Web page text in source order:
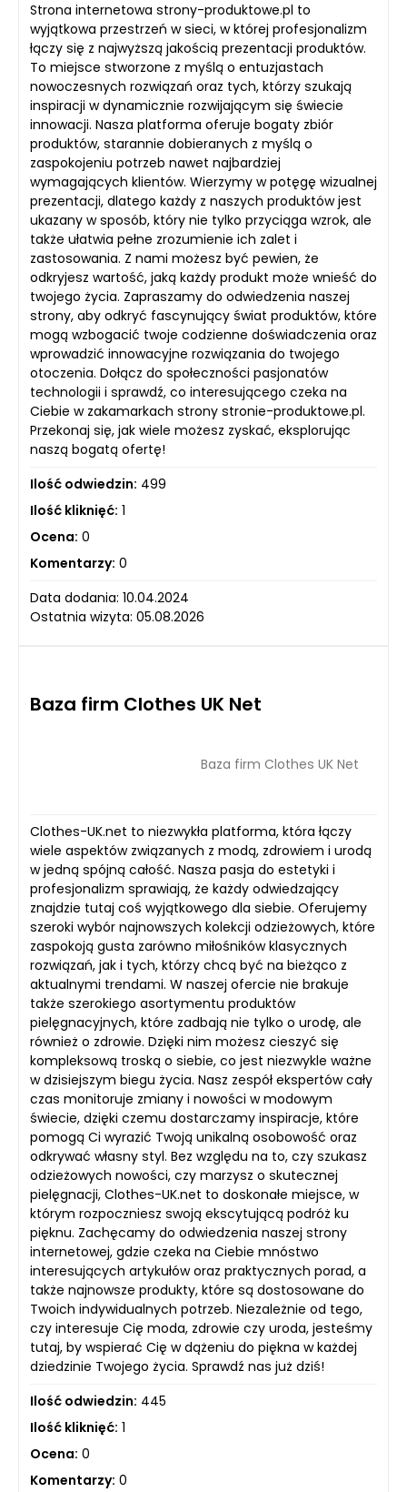
Strona internetowa strony-produktowe.pl to
wyjątkowa przestrzeń w sieci, w której profesjonalizm
łączy się z najwyższą jakością prezentacji produktów.
To miejsce stworzone z myślą o entuzjastach
nowoczesnych rozwiązań oraz tych, którzy szukają
inspiracji w dynamicznie rozwijającym się świecie
innowacji. Nasza platforma oferuje bogaty zbiór
produktów, starannie dobieranych z myślą o
zaspokojeniu potrzeb nawet najbardziej
wymagających klientów. Wierzymy w potęgę wizualnej
prezentacji, dlatego każdy z naszych produktów jest
ukazany w sposób, który nie tylko przyciąga wzrok, ale
także ułatwia pełne zrozumienie ich zalet i
zastosowania. Z nami możesz być pewien, że
odkryjesz wartość, jaką każdy produkt może wnieść do
twojego życia. Zapraszamy do odwiedzenia naszej
strony, aby odkryć fascynujący świat produktów, które
mogą wzbogacić twoje codzienne doświadczenia oraz
wprowadzić innowacyjne rozwiązania do twojego
otoczenia. Dołącz do społeczności pasjonatów
technologii i sprawdź, co interesującego czeka na
Ciebie w zakamarkach strony stronie-produktowe.pl.
Przekonaj się, jak wiele możesz zyskać, eksplorując
naszą bogatą ofertę!
Ilość odwiedzin: 499
Ilość kliknięć: 1
Ocena: 0
Komentarzy: 0
Data dodania: 10.04.2024
Ostatnia wizyta: 05.08.2026
Baza firm Clothes UK Net
Baza firm Clothes UK Net
Clothes-UK.net to niezwykła platforma, która łączy
wiele aspektów związanych z modą, zdrowiem i urodą
w jedną spójną całość. Nasza pasja do estetyki i
profesjonalizm sprawiają, że każdy odwiedzający
znajdzie tutaj coś wyjątkowego dla siebie. Oferujemy
szeroki wybór najnowszych kolekcji odzieżowych, które
zaspokoją gusta zarówno miłośników klasycznych
rozwiązań, jak i tych, którzy chcą być na bieżąco z
aktualnymi trendami. W naszej ofercie nie brakuje
także szerokiego asortymentu produktów
pielęgnacyjnych, które zadbają nie tylko o urodę, ale
również o zdrowie. Dzięki nim możesz cieszyć się
kompleksową troską o siebie, co jest niezwykle ważne
w dzisiejszym biegu życia. Nasz zespół ekspertów cały
czas monitoruje zmiany i nowości w modowym
świecie, dzięki czemu dostarczamy inspiracje, które
pomogą Ci wyrazić Twoją unikalną osobowość oraz
odkrywać własny styl. Bez względu na to, czy szukasz
odzieżowych nowości, czy marzysz o skutecznej
pielęgnacji, Clothes-UK.net to doskonałe miejsce, w
którym rozpoczniesz swoją ekscytującą podróż ku
pięknu. Zachęcamy do odwiedzenia naszej strony
internetowej, gdzie czeka na Ciebie mnóstwo
interesujących artykułów oraz praktycznych porad, a
także najnowsze produkty, które są dostosowane do
Twoich indywidualnych potrzeb. Niezależnie od tego,
czy interesuje Cię moda, zdrowie czy uroda, jesteśmy
tutaj, by wspierać Cię w dążeniu do piękna w każdej
dziedzinie Twojego życia. Sprawdź nas już dziś!
Ilość odwiedzin: 445
Ilość kliknięć: 1
Ocena: 0
Komentarzy: 0